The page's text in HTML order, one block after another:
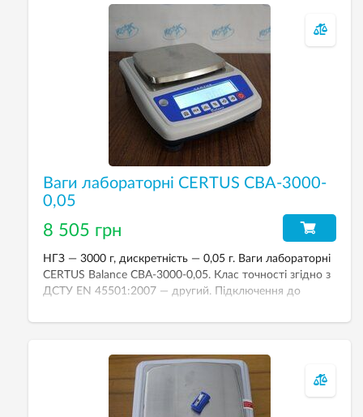
Ваги лабораторні CERTUS СВА-3000-
0,05
8 505 грн
НГЗ — 3000 г, дискретність — 0,05 г. Ваги лабораторні
CERTUS Balance СВА-3000-0,05. Клас точності згідно з
ДСТУ EN 45501:2007 — другий. Підключення до